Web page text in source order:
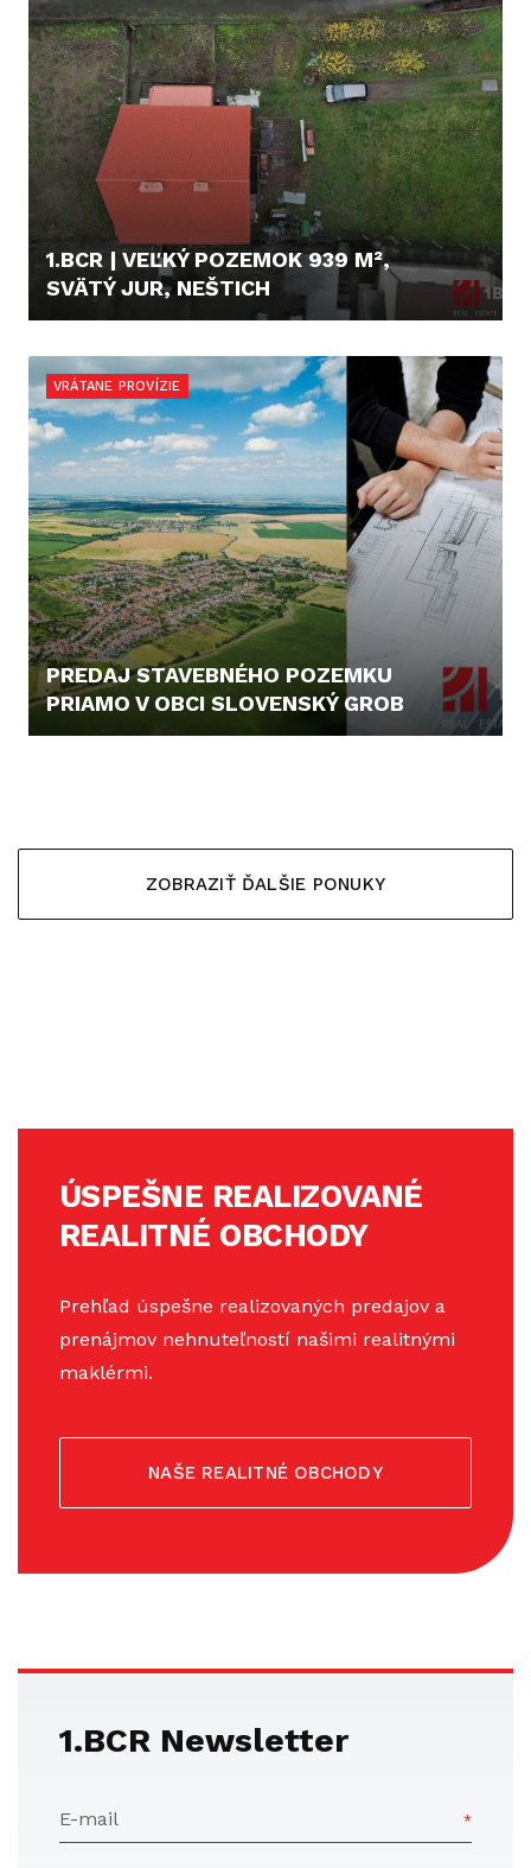
1.BCR | VEĽKÝ POZEMOK 939 M²,
SVÄTÝ JUR, NEŠTICH
VRÁTANE PROVÍZIE
PREDAJ STAVEBNÉHO POZEMKU
PRIAMO V OBCI SLOVENSKÝ GROB
ZOBRAZIŤ ĎALŠIE PONUKY
ÚSPEŠNE REALIZOVANÉ
REALITNÉ OBCHODY
Prehľad úspešne realizovaných predajov a
prenájmov nehnuteľností našimi realitnými
maklérmi.
NAŠE REALITNÉ OBCHODY
1.BCR Newsletter
E-mail